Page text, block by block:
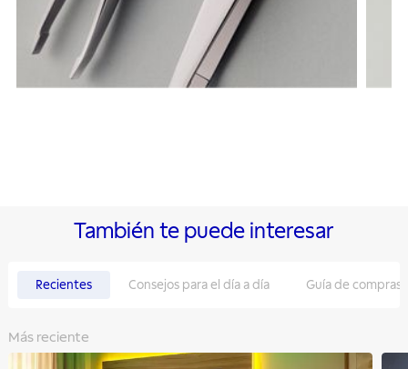
También te puede interesar
Recientes Consejos para el día a día Guía de compras
Más reciente